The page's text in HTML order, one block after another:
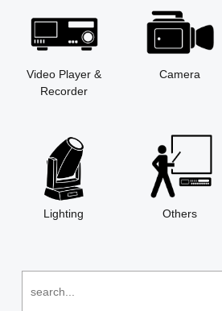
Video Player &
Recorder
Camera
Lighting Others